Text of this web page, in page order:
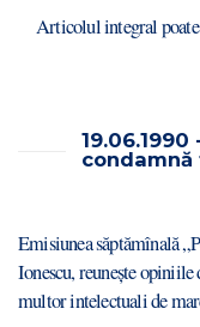
Articolul integral
Emisiunea săptămînală
Ionescu, reunește
multor intelectuali de